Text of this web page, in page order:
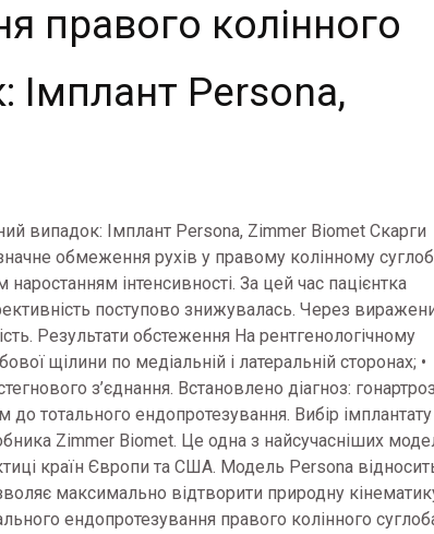
правого колінного
Імплант Persona,
випадок: Імплант Persona, Zimmer Biomet Скарги
обмеження рухів у правому колінному
інтенсивності. За цей час пацієнтка
поступово знижувалась. Через
Результати обстеження На рентгенологічному
щілини по медіальній і латеральній сторонах; •
з’єднання. Встановлено діагноз:
тотального ендопротезування. Вибір
Zimmer Biomet. Це одна з найсучасніших
країн Європи та США. Модель Persona
максимально відтворити природну
ендопротезування правого колінного